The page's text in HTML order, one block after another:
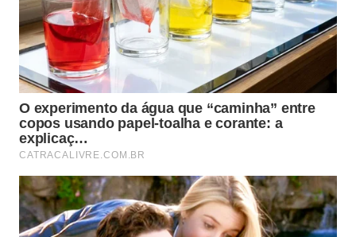
Preservação do valor de revenda do aparelho
devido ao estado impecável da bateria.
Estabilidade prolongada do sistema operacional
sem travamentos por falta de voltagem.
Como identificar o momento certo
para uma manutenção profissional?
natural que os eletrônicosapresentem sinais de
desgaste após longos períodos de uso intensivo.
Monitorar a saúde da bateria através das